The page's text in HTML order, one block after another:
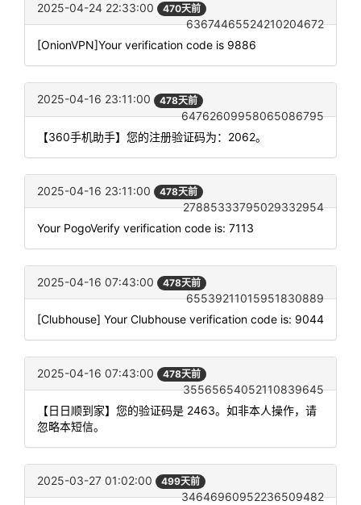
2025-04-24 22:33:00 470天前
63674465524210204672
[OnionVPN]Your verification code is 9886
2025-04-16 23:11:00 478天前
64762609958065086795
【360手机助手】您的注册验证码为：2062。
2025-04-16 23:11:00 478天前
27885333795029332954
Your PogoVerify verification code is: 7113
2025-04-16 07:43:00 478天前
65539211015951830889
[Clubhouse] Your Clubhouse verification code is: 9044
2025-04-16 07:43:00 478天前
35565654052110839645
【日日顺到家】您的验证码是 2463。如非本人操作，请
忽略本短信。
2025-03-27 01:02:00 499天前
34646960952236509482